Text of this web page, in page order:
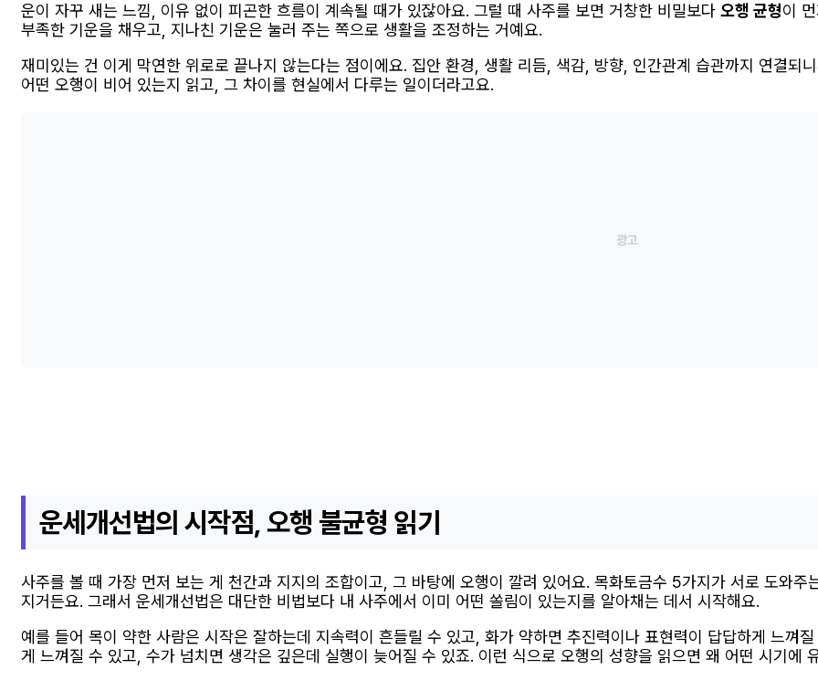
운이 자꾸 새는 느낌, 이유 없이 피곤한 흐름이 계속될 때가 있잖아요. 그럴 때 사주를 보면 거창한 비밀보다 오행 균형이
부족한 기운을 채우고, 지나친 기운은 눌러 주는 쪽으로 생활을 조정하는 거예요.
재미있는 건 이게 막연한 위로로 끝나지 않는다는 점이에요. 집안 환경, 생활 리듬, 색감, 방향, 인간관계 습관까지 연결되
어떤 오행이 비어 있는지 읽고, 그 차이를 현실에서 다루는 일이더라고요.
운세개선법의 시작점, 오행 불균형 읽기
사주를 볼 때 가장 먼저 보는 게 천간과 지지의 조합이고, 그 바탕에 오행이 깔려 있어요. 목화토금수 5가지가 서로 도와
지거든요. 그래서 운세개선법은 대단한 비법보다 내 사주에서 이미 어떤 쏠림이 있는지를 알아채는 데서 시작해요.
예를 들어 목이 약한 사람은 시작은 잘하는데 지속력이 흔들릴 수 있고, 화가 약하면 추진력이나 표현력이 답답하게 느껴
게 느껴질 수 있고, 수가 넘치면 생각은 깊은데 실행이 늦어질 수 있죠. 이런 식으로 오행의 성향을 읽으면 왜 어떤 시기에